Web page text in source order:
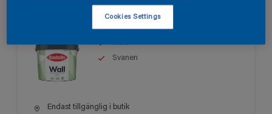
Sadolin Wall Matt
Matt
Svanen
Endast tillgänglig i butik
Cookies Settings